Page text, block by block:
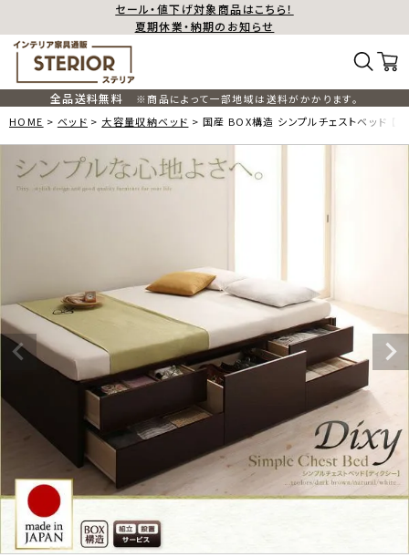
セール・値下げ対象商品はこちら！
夏期休業・納期のお知らせ
全品送料無料
※商品によって一部地域は送料がかかります。
HOME
ベッド 大容量収納ベッド 国産 BOX構造 シンプルチェストベッド 【